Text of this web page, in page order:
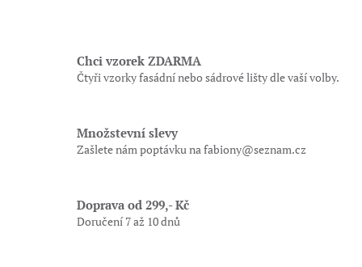
Chci vzorek ZDARMA
Čtyři vzorky fasádní nebo sádrové lišty dle vaší volby.
Množstevní slevy
Zašlete nám poptávku na fabiony@seznam.cz
Doprava od 299,- Kč
Doručení 7 až 10 dnů